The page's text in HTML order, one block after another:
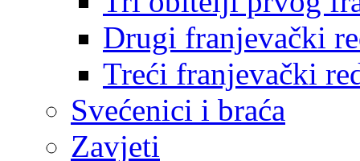
Drugi franjevački
Treći franjevački
Svećenici i braća
Zavjeti